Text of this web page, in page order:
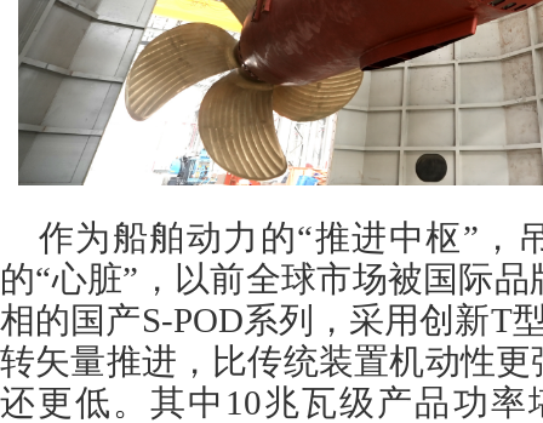
作为船舶动力的“推进中枢”，
的“心脏”，以前全球市场被国际
相的国产S-POD系列，采用创新T
转矢量推进，比传统装置机动性
还更低。其中10兆瓦级产品功